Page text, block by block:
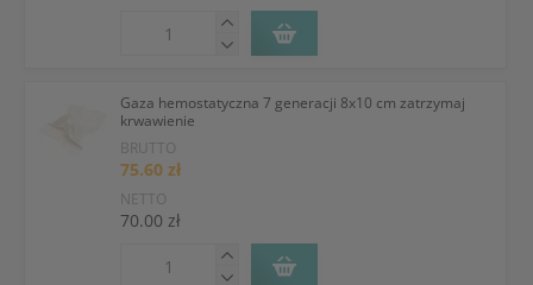
Gaza hemostatyczna 7 generacji 8x10 cm zatrzymaj
krwawienie
BRUTTO
75.60 zł
NETTO
70.00 zł